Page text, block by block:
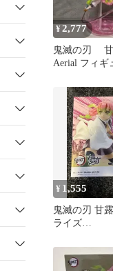
¥2,777
鬼滅の刃 甘
Aerial フィギ
¥ 1,555
鬼滅の刃 甘
ライズ
ギュア